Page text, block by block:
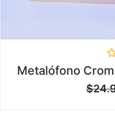
en
0
de
Metalófono
$